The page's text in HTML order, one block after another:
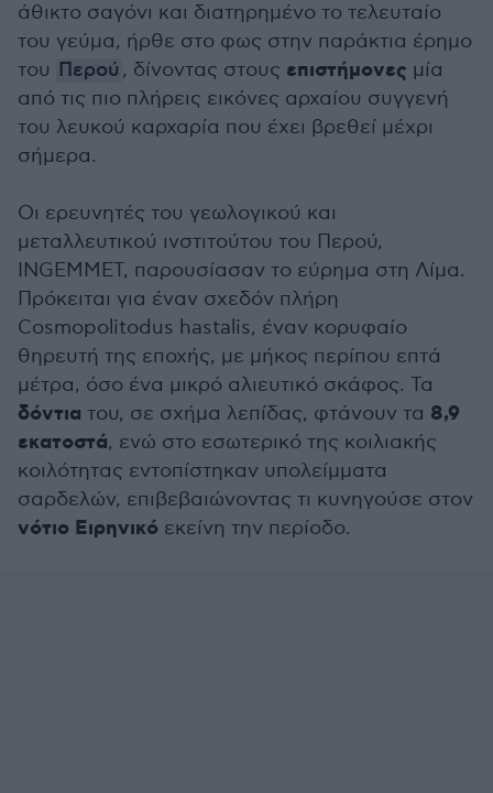
άθικτο σαγόνι και διατηρημένο το τελευταίο
του γεύμα, ήρθε στο φως στην παράκτια έρημο
του Περού , δίνοντας στους επιστήμονες μία
από τις πιο πλήρεις εικόνες αρχαίου συγγενή
του λευκού καρχαρία που έχει βρεθεί μέχρι
σήμερα.
Οι ερευνητές του γεωλογικού και
μεταλλευτικού ινστιτούτου του Περού,
INGEMMET, παρουσίασαν το εύρημα στη Λίμα.
Πρόκειται για έναν σχεδόν πλήρη
Cosmopolitodus hastalis, έναν κορυφαίο
θηρευτή της εποχής, με μήκος περίπου επτά
μέτρα, όσο ένα μικρό αλιευτικό σκάφος. Τα
δόντια του, σε σχήμα λεπίδας, φτάνουν τα 8,9
εκατοστά, ενώ στο εσωτερικό της κοιλιακής
κοιλότητας εντοπίστηκαν υπολείμματα
σαρδελών, επιβεβαιώνοντας τι κυνηγούσε στον
νότιο Ειρηνικό εκείνη την περίοδο.